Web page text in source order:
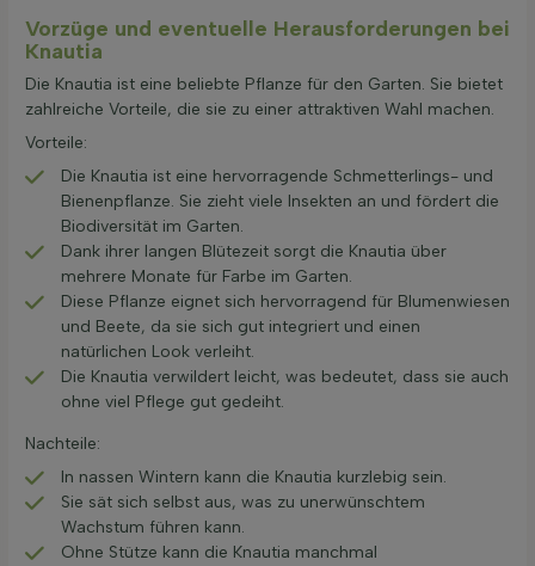
Vorzüge und eventuelle Herausforderungen bei
Knautia
Die Knautia ist eine beliebte Pflanze für den Garten. Sie bietet
zahlreiche Vorteile, die sie zu einer attraktiven Wahl machen.
Vorteile:
Die Knautia ist eine hervorragende Schmetterlings- und
Bienenpflanze. Sie zieht viele Insekten an und fördert die
Biodiversität im Garten.
Dank ihrer langen Blütezeit sorgt die Knautia über
mehrere Monate für Farbe im Garten.
Diese Pflanze eignet sich hervorragend für Blumenwiesen
und Beete, da sie sich gut integriert und einen
natürlichen Look verleiht.
Die Knautia verwildert leicht, was bedeutet, dass sie auch
ohne viel Pflege gut gedeiht.
Nachteile:
In nassen Wintern kann die Knautia kurzlebig sein.
Sie sät sich selbst aus, was zu unerwünschtem
Wachstum führen kann.
Ohne Stütze kann die Knautia manchmal